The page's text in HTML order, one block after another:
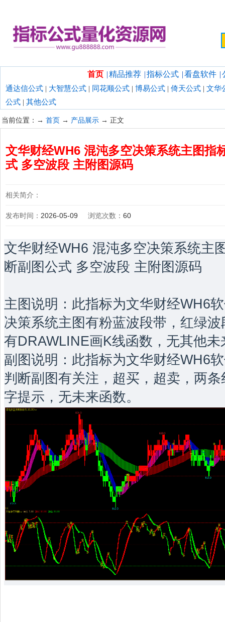
首页 | 精品推荐 | 指标公式 | 看盘软件 |
通达信公式 | 大智慧公式 | 同花顺公式 | 博易公式 | 倚天公式 | 文华
公式 | 其他公式
当前位置：→ 首页 → 产品展示 → 正文
文华财经WH6 混沌多空决策系统主图指
式 多空波段 主附图源码
相关简介：
发布时间： 2026-05-09 浏览次数： 60
文华财经WH6 混沌多空决策系统主
断副图公式 多空波段 主附图源码
主图说明：此指标为文华财经WH6
决策系统主图有粉蓝波段带，红绿
有DRAWLINE画K线函数，无其他未
副图说明：此指标为文华财经WH6
判断副图有关注，超买，超卖，两
字提示，无未来函数。